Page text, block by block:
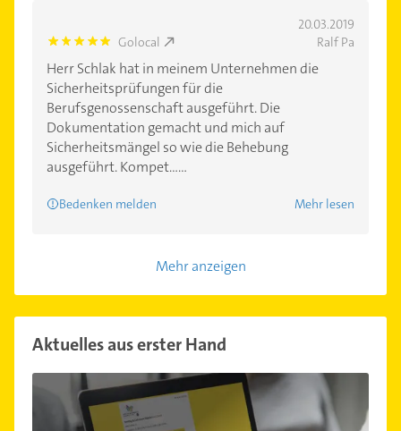
20.03.2019
5.0 Golocal Ralf Pa
Herr Schlak hat in meinem Unternehmen die
Sicherheitsprüfungen für die
Berufsgenossenschaft ausgeführt. Die
Dokumentation gemacht und mich auf
Sicherheitsmängel so wie die Behebung
ausgeführt. Kompet......
Bedenken melden Mehr lesen
Mehr anzeigen
Aktuelles aus erster Hand